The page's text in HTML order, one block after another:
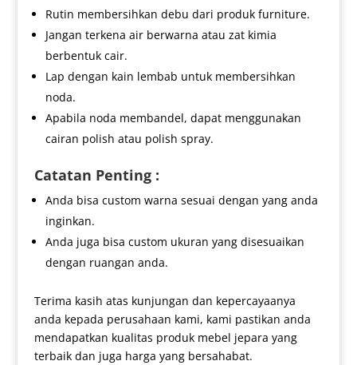
Rutin membersihkan debu dari produk furniture.
Jangan terkena air berwarna atau zat kimia
berbentuk cair.
Lap dengan kain lembab untuk membersihkan
noda.
Apabila noda membandel, dapat menggunakan
cairan polish atau polish spray.
Catatan Penting :
Anda bisa custom warna sesuai dengan yang anda
inginkan.
Anda juga bisa custom ukuran yang disesuaikan
dengan ruangan anda.
Terima kasih atas kunjungan dan kepercayaanya
anda kepada perusahaan kami, kami pastikan anda
mendapatkan kualitas produk mebel jepara yang
terbaik dan juga harga yang bersahabat.